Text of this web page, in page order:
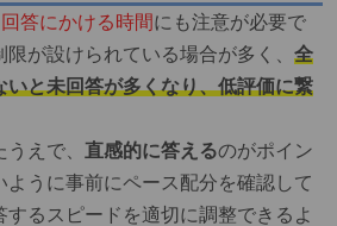
回答にかける時間にも注意が必要で
が設けられている場合が多く、 全
いと未回答が多くなり、低評価に繋
えで、 直感的に答えるのがポイン
ように事前にペース配分を確認して
するスピードを適切に調整できるよ